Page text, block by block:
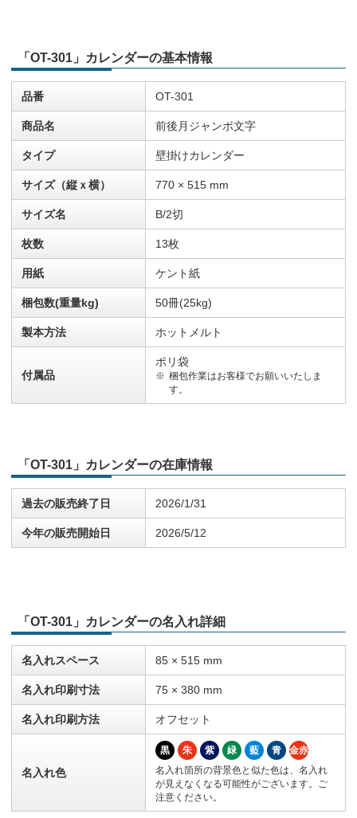
「OT-301」カレンダーの基本情報
品番 OT-301
商品名 前後月ジャンボ文字
タイプ 壁掛けカレンダー
サイズ（縦ｘ横） 770 × 515 mm
サイズ名 B/2切
枚数 13枚
用紙 ケント紙
梱包数(重量kg) 50冊(25kg)
製本方法 ホットメルト
付属品
ポリ袋
梱包作業はお客様でお願いいたしま
す。
「OT-301」カレンダーの在庫情報
過去の販売終了日 2026/1/31
今年の販売開始日 2026/5/12
「OT-301」カレンダーの名入れ詳細
名入れスペース 85 × 515 mm
名入れ印刷寸法 75 × 380 mm
名入れ印刷方法 オフセット
名入れ色
黒 朱 紫 緑 藍 青
金赤
名入れ箇所の背景色と似た色は、名入れ
が見えなくなる可能性がございます。ご
注意ください。